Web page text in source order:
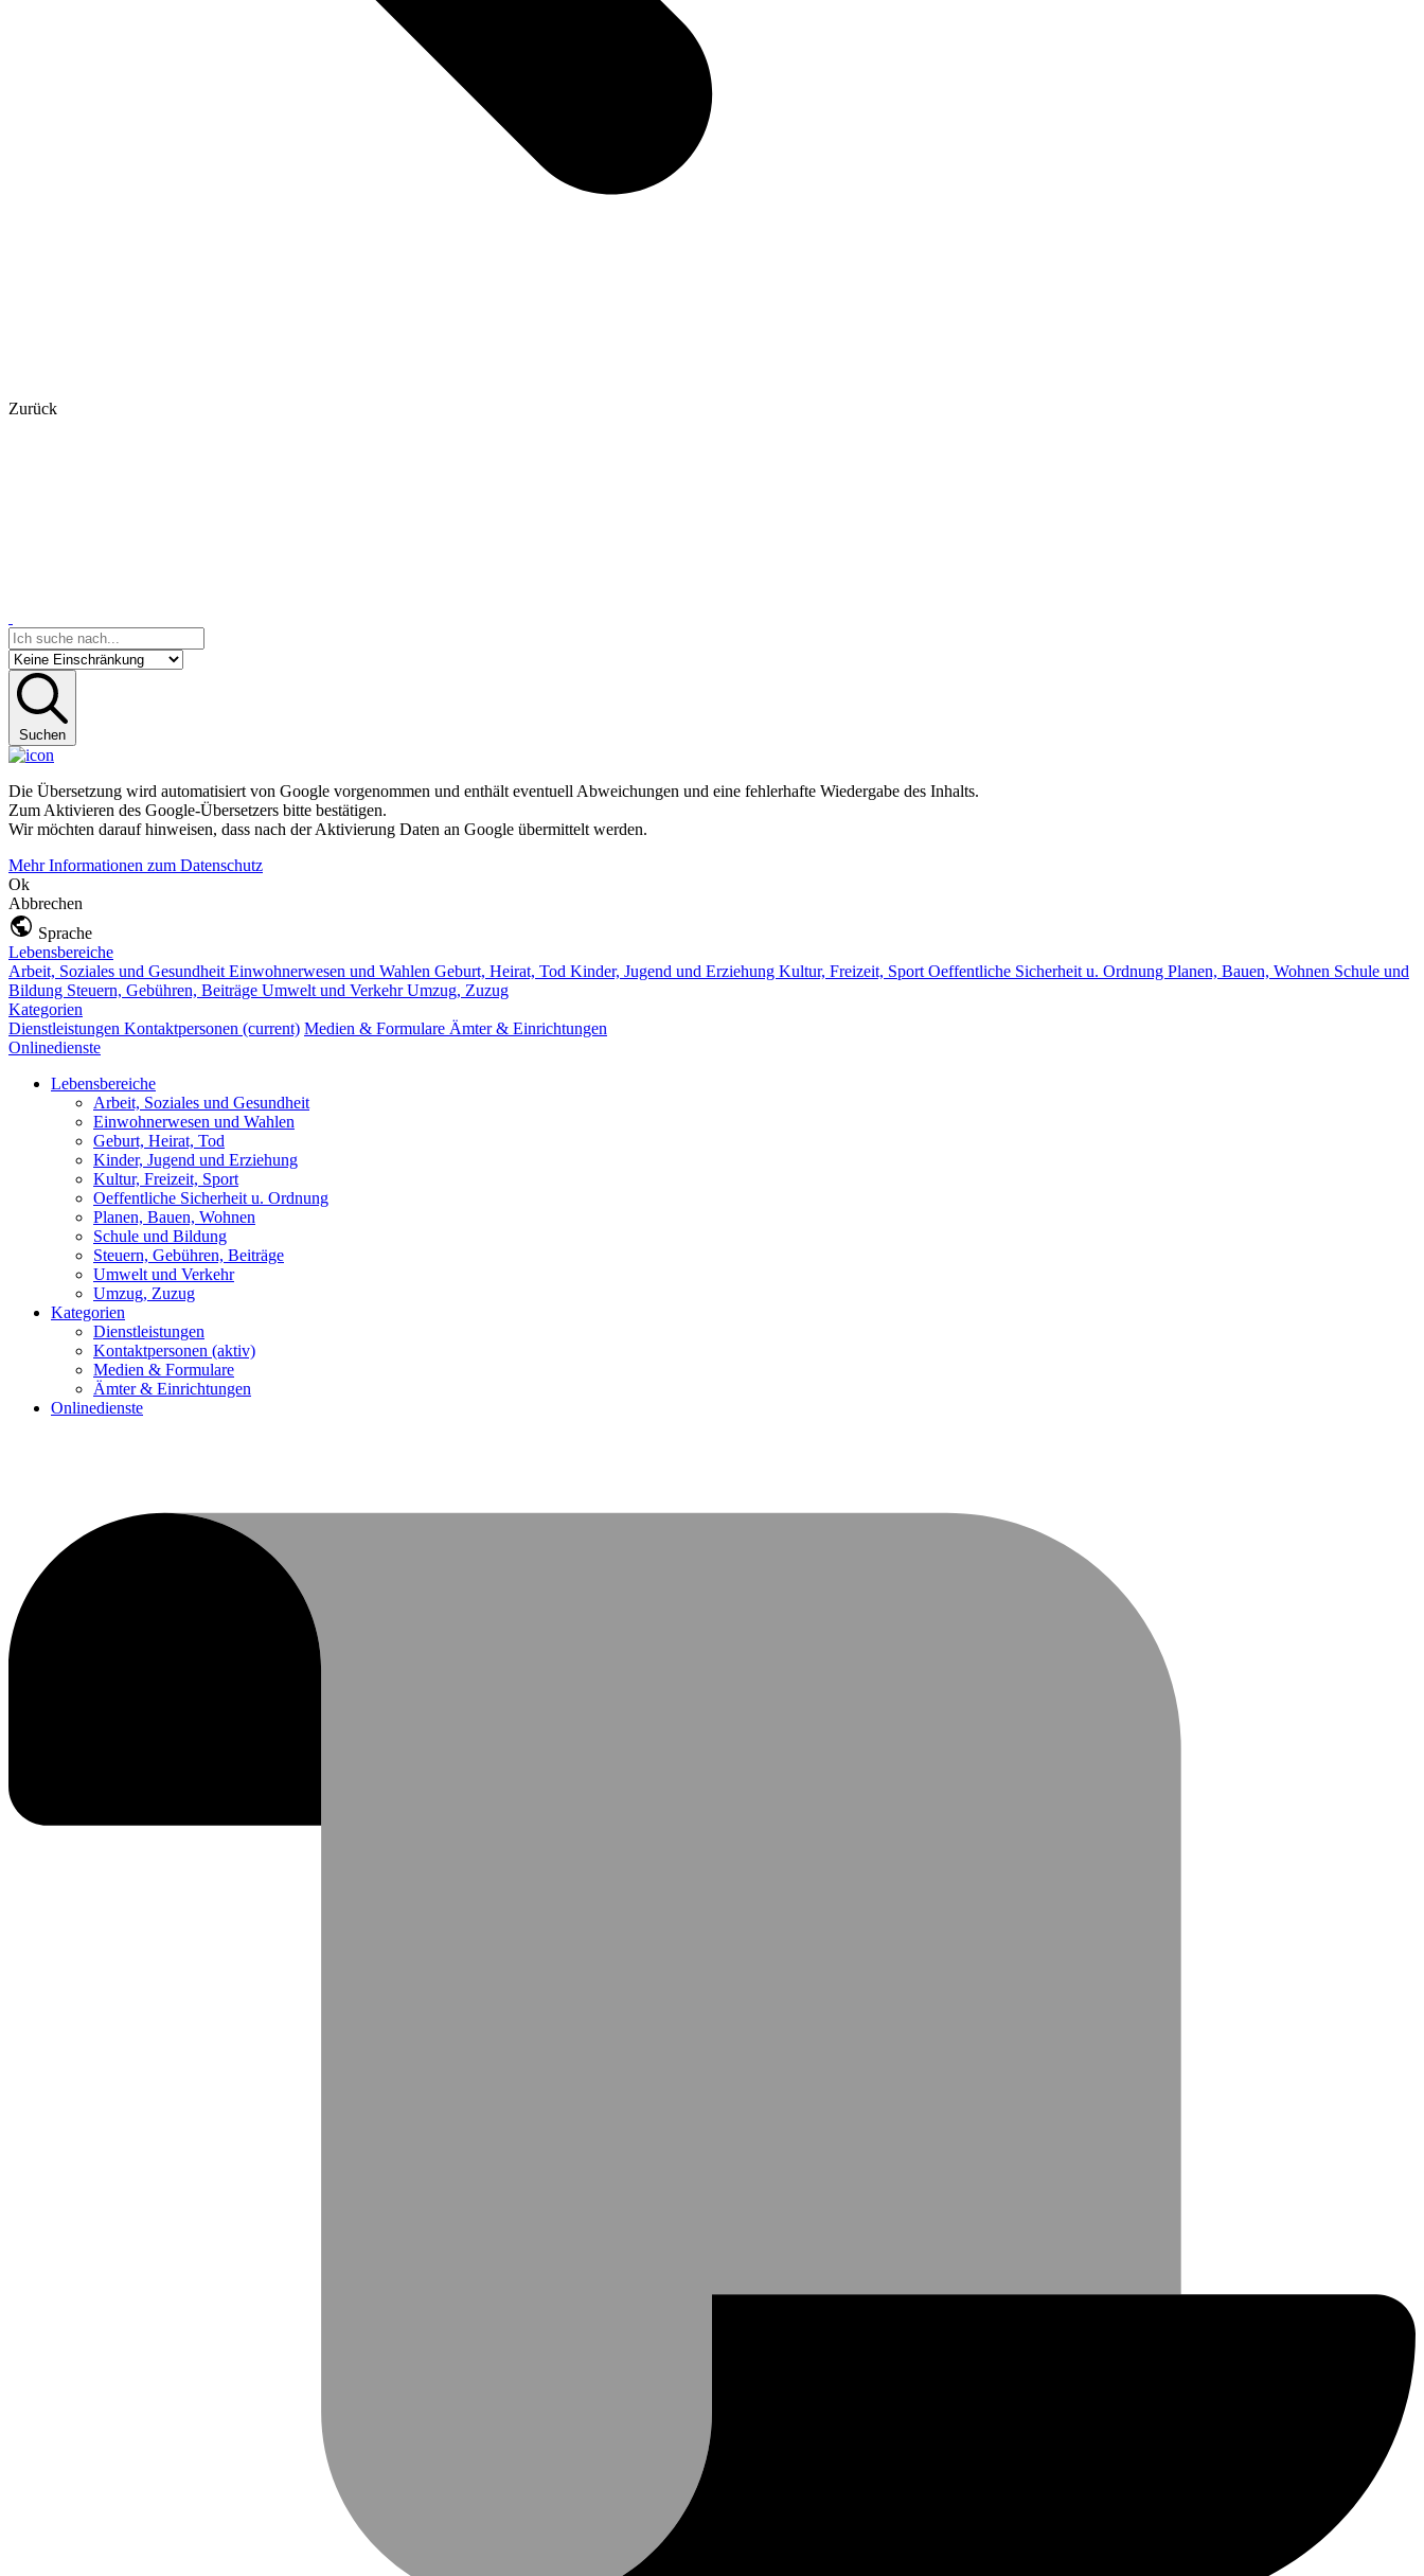
Zurück
Suchen
Die Übersetzung wird automatisiert von Google vorgenommen und enthält eventuell Abweichungen und eine fehlerhafte Wiedergabe des Inhalts.
Zum Aktivieren des Google-Übersetzers bitte bestätigen.
Wir möchten darauf hinweisen, dass nach der Aktivierung Daten an Google übermittelt werden.
Mehr Informationen zum Datenschutz
Ok
Abbrechen
Sprache
Lebensbereiche
Arbeit, Soziales und Gesundheit Einwohnerwesen und Wahlen Geburt, Heirat, Tod Kinder, Jugend und Erziehung Kultur, Freizeit, Sport Oeffentliche Sicherheit u. Ordnung Planen, Bauen, Wohnen Schule und
Bildung Steuern, Gebühren, Beiträge Umwelt und VerkehrUmzug, Zuzug
Kategorien
Dienstleistungen Kontaktpersonen (current) Medien & Formulare Ämter & Einrichtungen
Onlinedienste
Lebensbereiche
Arbeit, Soziales und Gesundheit
Einwohnerwesen und Wahlen
Geburt, Heirat, Tod
Kinder, Jugend und Erziehung
Kultur, Freizeit, Sport
Oeffentliche Sicherheit u. Ordnung
Planen, Bauen, Wohnen
Schule und Bildung
Steuern, Gebühren, Beiträge
Umwelt und Verkehr
Umzug, Zuzug
Kategorien
Dienstleistungen
Kontaktpersonen (aktiv)
Medien & Formulare
Ämter & Einrichtungen
Onlinedienste